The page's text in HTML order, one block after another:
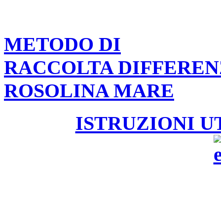
METODO DI
RACCOLTA
ROSOLINA MARE
ISTRUZIONI